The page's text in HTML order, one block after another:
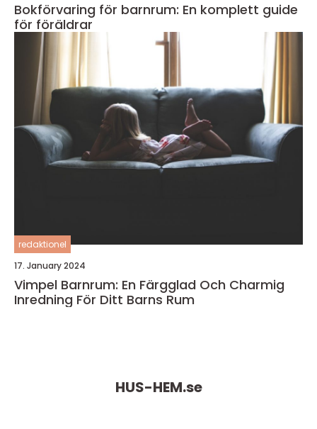
Bokförvaring för barnrum: En komplett guide
för föräldrar
redaktionel
17. January 2024
Vimpel Barnrum: En Färgglad Och Charmig
Inredning För Ditt Barns Rum
HUS-HEM.se